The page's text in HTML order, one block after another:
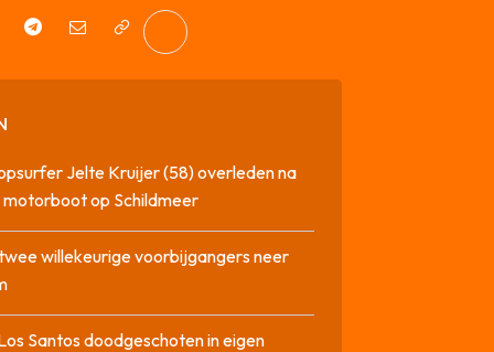
Jelte Kruijer (58) overleden na
op Schildmeer
willekeurige voorbijgangers neer
Santos doodgeschoten in eigen